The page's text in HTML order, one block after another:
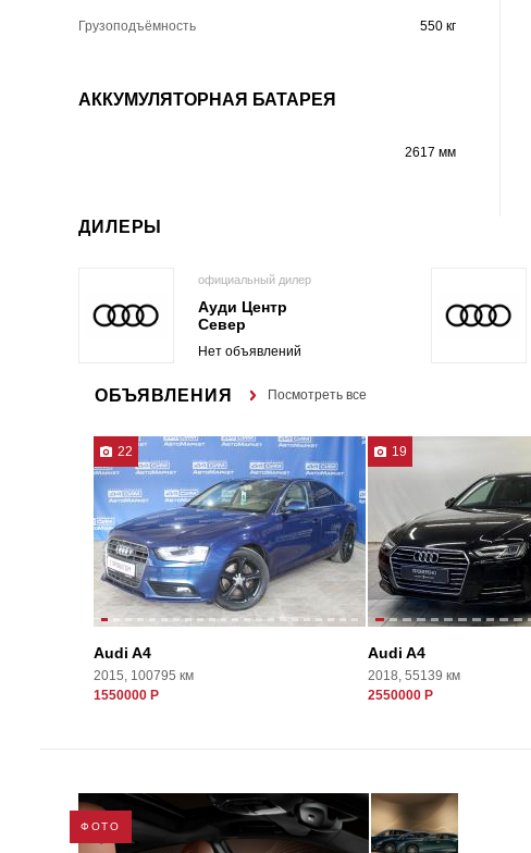
Грузоподъёмность 550 кг
АККУМУЛЯТОРНАЯ БАТАРЕЯ
2617 мм
ДИЛЕРЫ
официальный дилер
Ауди Центр
Север
Нет объявлений
ОБЪЯВЛЕНИЯ Посмотреть все
22
Audi A4
2015, 100795 км
1550000 Р
19
Audi A4
2018, 55139 км
2550000 Р
ФОТО